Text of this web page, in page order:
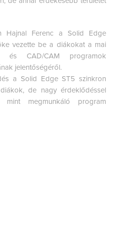
Hajnal Ferenc a Solid Edge
vezette be a diákokat a mai
és CAD/CAM programok
jelentőségéről.
a Solid Edge ST5 szinkron
de nagy érdeklődéssel
megmunkáló program